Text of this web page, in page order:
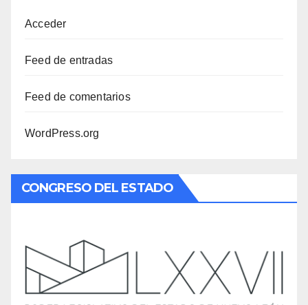
Acceder
Feed de entradas
Feed de comentarios
WordPress.org
CONGRESO DEL ESTADO